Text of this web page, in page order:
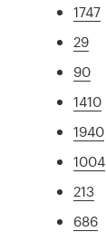
1747
29
90
1410
1940
1004
213
686